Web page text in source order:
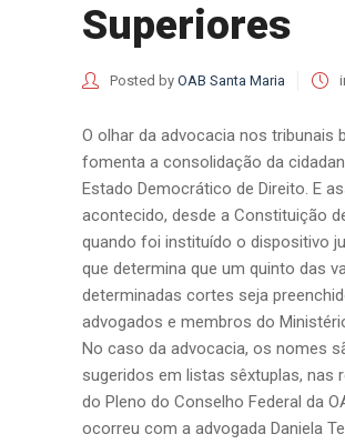
Superiores
Posted by OAB Santa Maria
O olhar da advocacia nos tribunais
fomenta a consolidação da
Estado Democrático de Direito. E
acontecido, desde a Constituição
quando foi instituído o dispositivo
que determina que um quinto das
determinadas cortes seja
advogados e membros do
No caso da advocacia, os nomes
sugeridos em listas sêxtuplas, nas
do Pleno do Conselho Federal da
ocorreu com a advogada Daniela